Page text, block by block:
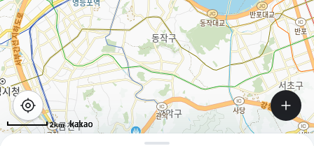
2km